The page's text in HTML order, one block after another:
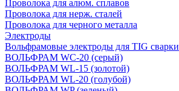
Проволока для алюм. сплавов
Проволока для нерж. сталей
Проволока для черного металла
Электроды
Вольфрамовые электроды для TIG сварки
ВОЛЬФРАМ WC-20 (серый)
ВОЛЬФРАМ WL-15 (золотой)
ВОЛЬФРАМ WL-20 (голубой)